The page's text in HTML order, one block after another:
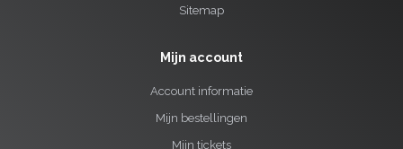
Sitemap
Mijn account
Account informatie
Mijn bestellingen
Mijn tickets